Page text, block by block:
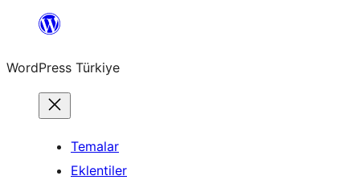
İçeriğe
WordPress Türkiye
Temalar
Eklentiler